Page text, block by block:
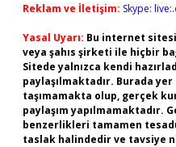
Reklam ve İletişim: Skype:
Yasal Uyarı: Bu internet
veya şahıs şirketi ile hiçbir
Sitede yalnızca kendi
paylaşılmaktadır. Burada
taşımamakta olup, gerçek
paylaşım yapılmamaktadır.
benzerlikleri tamamen
taslak halindedir ve tavsiye